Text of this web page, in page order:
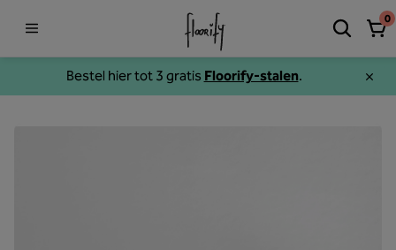
Bestel hier tot 3 gratis Floorify-stalen.
0